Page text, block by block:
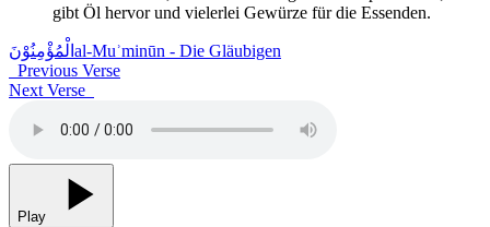
gibt Öl hervor und vielerlei Gewürze für die Essenden.
الْمُؤْمِنُوْنَ al-Muʾminūn - Die Gläubigen
Previous Verse
Next Verse
Play